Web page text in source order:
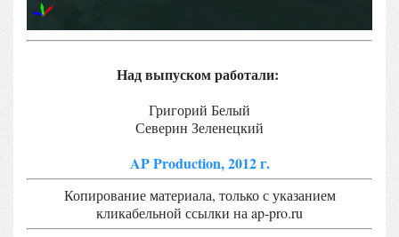
Над выпуском работали:
Григорий Белый
Северин Зеленецкий
AP Production, 2012 г.
Копирование материала, только с указанием
кликабельной ссылки на ap-pro.ru